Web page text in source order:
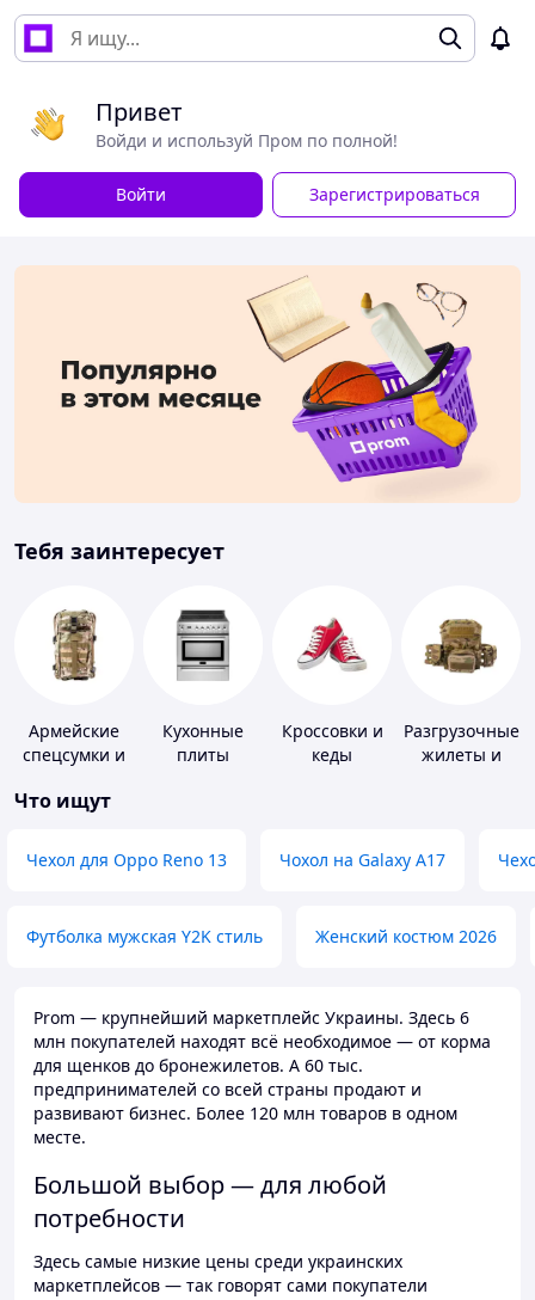
Привет
Войди и используй Пром по полной!
Войти Зарегистрироваться
Тебя заинтересует
Армейские
спецсумки и
Кухонные
плиты
Кроссовки и
кеды
Разгрузочные
жилеты и
Что ищут
Чехол для Oppo Reno 13 Чохол на Galaxy A17
Футболка мужская Y2K стиль Женский костюм 2026
Prom — крупнейший маркетплейс Украины. Здесь 6
млн покупателей находят всё необходимое — от корма
для щенков до бронежилетов. А 60 тыс.
предпринимателей со всей страны продают и
развивают бизнес. Более 120 млн товаров в одном
месте.
Большой выбор — для любой
потребности
Здесь самые низкие цены среди украинских
маркетплейсов — так говорят сами покупатели